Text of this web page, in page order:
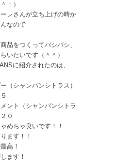
；）
レさんが立ち上げの時か
なので
品をつくってバシバシ、
いたいです（＾＾）
に紹介されたのは、
（シャンパンシトラス）
ント（シャンパンシトラ
０
めちゃ良いです！！
ます！！
高！
ます！